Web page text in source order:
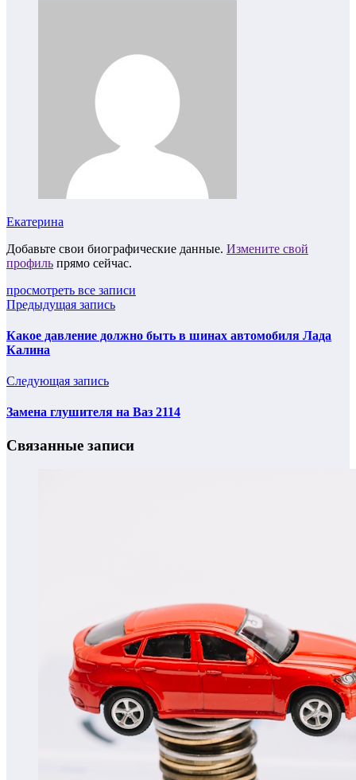
Екатерина
Добавьте свои биографические данные. Измените свой
профиль прямо сейчас.
просмотреть все записи
Предыдущая запись
Какое давление должно быть в шинах автомобиля Лада
Калина
Следующая запись
Замена глушителя на Ваз 2114
Связанные записи